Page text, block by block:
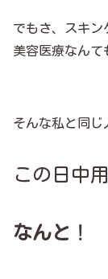
でもさ、スキン
美容医療なんて
そんな私と同じ
この日中
なんと ！